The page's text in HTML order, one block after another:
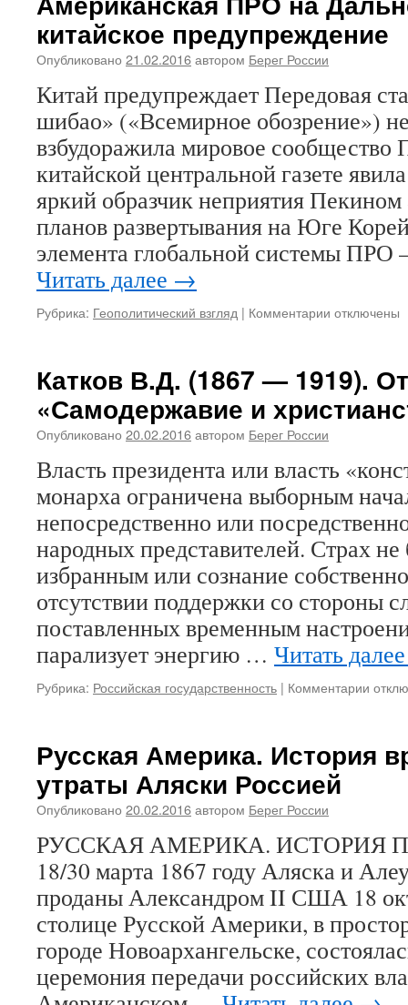
стать
проблемой
для
китайское предупреждение
Опубликовано 21.02.2016автором Берег России
Китай предупреждает Передовая
шибао» («Всемирное обозрение»)
взбудоражила мировое сообщество
китайской центральной газете
яркий образчик неприятия
планов развертывания на Юге
элемента глобальной системы
Читать далее →
Рубрика: Геополитический взгляд | Комментарии к
ПРО
на
Дальнем
Востоке
отключены
Катков В.Д. (1867 — 1919).
«Самодержавие и
Опубликовано 20.02.2016автором Берег России
Власть президента или власть
монарха ограничена выборным
непосредственно или
народных представителей. Страх не
избранным или сознание
отсутствии поддержки со стороны
поставленных временным
парализует энергию … Читать
Рубрика: Российская государственность | Комментарии к
(1867
статьи
и
Русская Америка. История
утраты Аляски Россией
Опубликовано 20.02.2016автором Берег России
РУССКАЯ АМЕРИКА. ИСТОРИЯ
18/30 марта 1867 году Аляска и
проданы Александром II США 18
столице Русской Америки, в
городе Новоархангельске,
церемония передачи российских